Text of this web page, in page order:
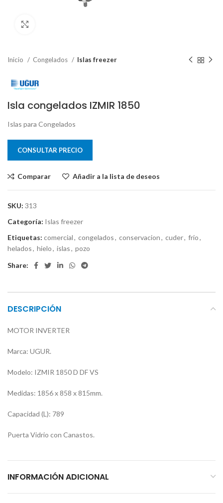
Inicio Congelados Islas freezer
Isla congelados IZMIR 1850
Islas para Congelados
CONSULTAR PRECIO
Comparar Añadir a la lista de deseos
SKU: 313
Categoría: Islas freezer
Etiquetas: comercial, congelados, conservacion, cuder, frio,
helados, hielo, islas, pozo
Share:
DESCRIPCIÓN
MOTOR INVERTER
Marca: UGUR.
Modelo: IZMIR 1850 D DF VS
Medidas: 1856 x 858 x 815mm.
Capacidad (L): 789
Puerta Vidrio con Canastos.
INFORMACIÓN ADICIONAL